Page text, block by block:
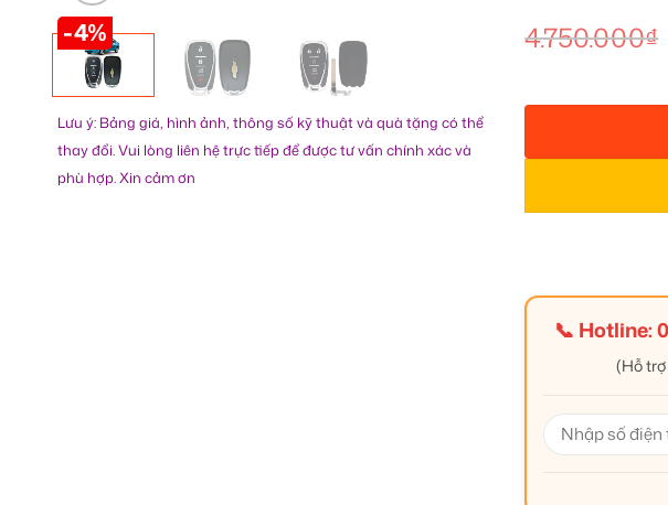
-4%
Lưu ý: Bảng giá, hình ảnh, thông số kỹ thuật và quà tặng có thể
thay đổi. Vui lòng liên hệ trực tiếp để được tư vấn chính xác và
phù hợp. Xin cảm ơn
4.750.000₫
📞 Hotline:
(Hỗ